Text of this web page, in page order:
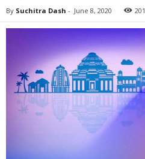
By Suchitra Dash - June 8, 2020 201